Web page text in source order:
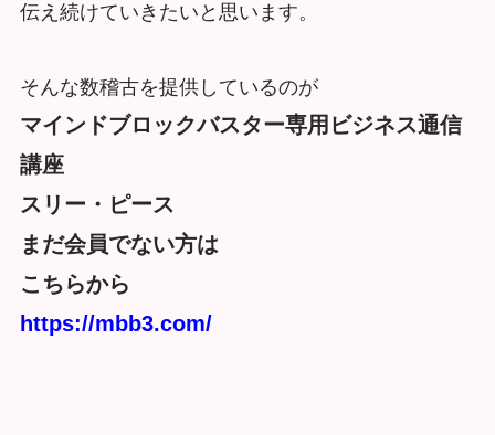
伝え続けていきたいと思います。
そんな数稽古を提供しているのが
マインドブロックバスター専用ビジネス通信
講座
スリー・ピース
まだ会員でない方は
こちらから
https://mbb3.com/